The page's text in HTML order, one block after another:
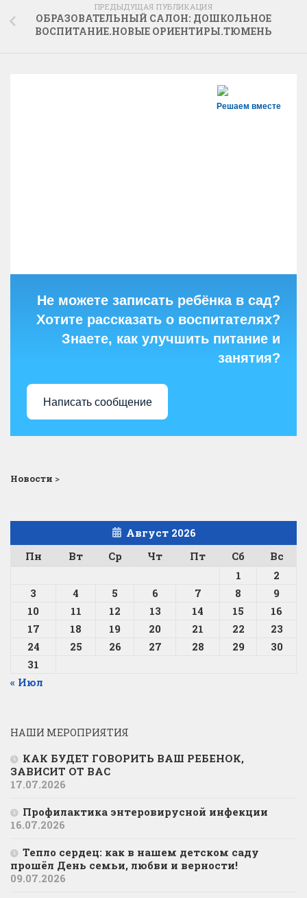
ПРЕДЫДУЩАЯ ПУБЛИКАЦИЯ
ОБРАЗОВАТЕЛЬНЫЙ САЛОН: ДОШКОЛЬНОЕ
ВОСПИТАНИЕ.НОВЫЕ ОРИЕНТИРЫ.ТЮМЕНЬ
Решаем вместе
Не можете записать ребёнка в сад?
Хотите рассказать о воспитателях?
Знаете, как улучшить питание и
занятия?
Написать сообщение
Новости >
Август 2026
Пн
Вт Ср Чт Пт Сб
Вс
1
2
3
4 5 6 7 8
9
10
11 12 13 14 15
16
17
18 19 20 21 22
23
24
25 26 27 28 29
30
31
« Июл
НАШИ МЕРОПРИЯТИЯ
КАК БУДЕТ ГОВОРИТЬ ВАШ РЕБЕНОК,
ЗАВИСИТ ОТ ВАС
17.07.2026
Профилактика энтеровирусной инфекции
16.07.2026
Тепло сердец: как в нашем детском саду
прошёл День семьи, любви и верности!
09.07.2026